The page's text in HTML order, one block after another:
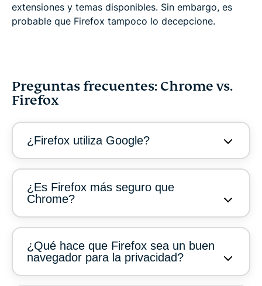
extensiones y temas disponibles. Sin embargo, es
probable que Firefox tampoco lo decepcione.
Preguntas frecuentes: Chrome vs.
Firefox
¿Firefox utiliza Google?
¿Es Firefox más seguro que
Chrome?
¿Qué hace que Firefox sea un buen
navegador para la privacidad?